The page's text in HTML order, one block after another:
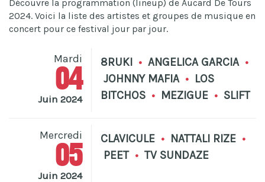
Découvre la programmation (lineup) de Aucard De Tours
2024. Voici la liste des artistes et groupes de musique en
concert pour ce festival jour par jour.
Mardi
04
Juin 2024
8RUKI • ANGELICA GARCIA •
JOHNNY MAFIA • LOS
BITCHOS • MEZIGUE • SLIFT
Mercredi
05
Juin 2024
CLAVICULE • NATTALI RIZE •
PEET • TV SUNDAZE